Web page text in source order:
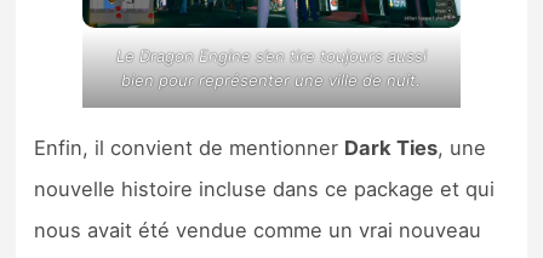
Le Dragon Engine s’en tire toujours aussi
bien pour représenter une ville de nuit.
Enfin, il convient de mentionner Dark Ties, une
nouvelle histoire incluse dans ce package et qui
nous avait été vendue comme un vrai nouveau